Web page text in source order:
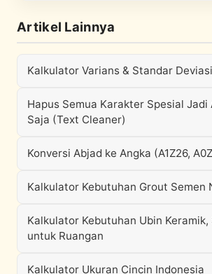
Artikel Lainnya
Kalkulator Varians & Standar
Hapus Semua Karakter Spesial Jadi
Saja (Text Cleaner)
Konversi Abjad ke Angka (A1Z26,
Kalkulator Kebutuhan Grout Semen
Kalkulator Kebutuhan Ubin Keramik,
untuk Ruangan
Kalkulator Ukuran Cincin Indonesia